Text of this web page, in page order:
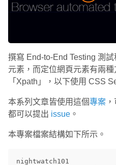
撰寫 End-to-End Testing 測
元素，而定位網頁元素有兩
「Xpath」，以下使用 CSS
本系列文章皆使用這個專案
都可以提出 issue 。
本專案檔案結構如下所示。
nightwatch101